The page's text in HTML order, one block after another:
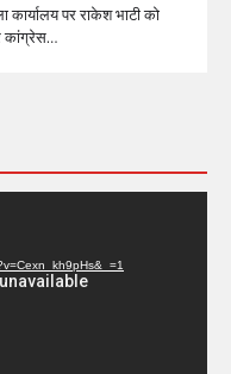
पर राकेश भाटी को
कांग्रेस…